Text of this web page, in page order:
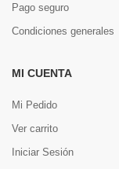
Pago seguro
Condiciones generales
MI CUENTA
Mi Pedido
Ver carrito
Iniciar Sesión